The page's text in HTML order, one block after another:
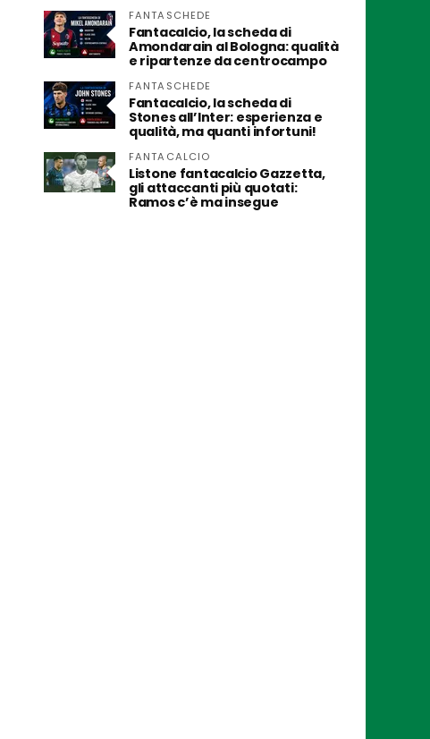
FANTASCHEDE
Fantacalcio, la scheda di
Amondarain al Bologna: qualità
e ripartenze da centrocampo
FANTASCHEDE
Fantacalcio, la scheda di
Stones all’Inter: esperienza e
qualità, ma quanti infortuni!
FANTACALCIO
Listone fantacalcio Gazzetta,
gli attaccanti più quotati:
Ramos c’è ma insegue